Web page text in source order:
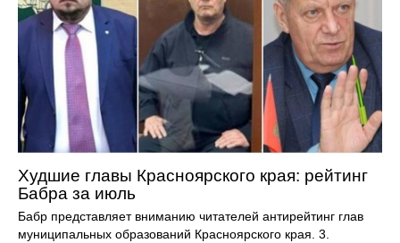
Худшие главы Красноярского края: рейтинг
Бабра за июль
Бабр представляет вниманию читателей антирейтинг глав
муниципальных образований Красноярского края. 3.